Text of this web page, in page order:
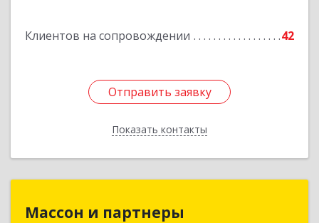
Клиентов на сопровождении 42
Отправить заявку
Показать контакты
Отправить заявку
Назад
Массон и партнеры